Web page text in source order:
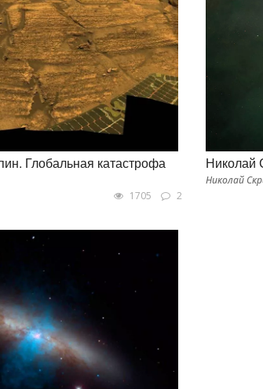
Глобальная катастрофа
1705 2
Николай
Николай